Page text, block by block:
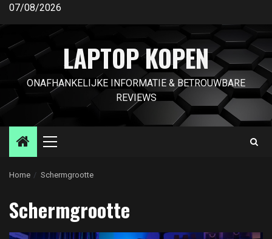
Ga
inhoud
07/08/2026
LAPTOP KOPEN
ONAFHANKELIJKE INFORMATIE & BETROUWBARE
REVIEWS
Primair
Home Schermgrootte
Schermgrootte